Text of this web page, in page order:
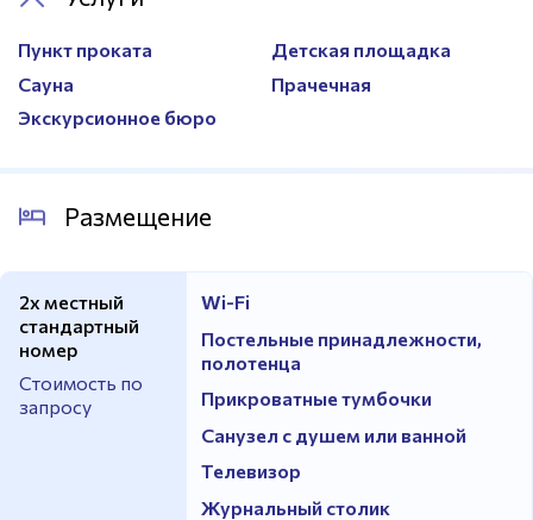
Пункт проката
Детская площадка
Сауна
Прачечная
Экскурсионное бюро
Размещение
2х местный
стандартный
номер
Стоимость по
запросу
Wi-Fi
Постельные принадлежности,
полотенца
Прикроватные тумбочки
Санузел с душем или ванной
Телевизор
Журнальный столик